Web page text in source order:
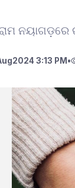
ନୟାଗଡ଼ରେ
2024 3:13 PM •